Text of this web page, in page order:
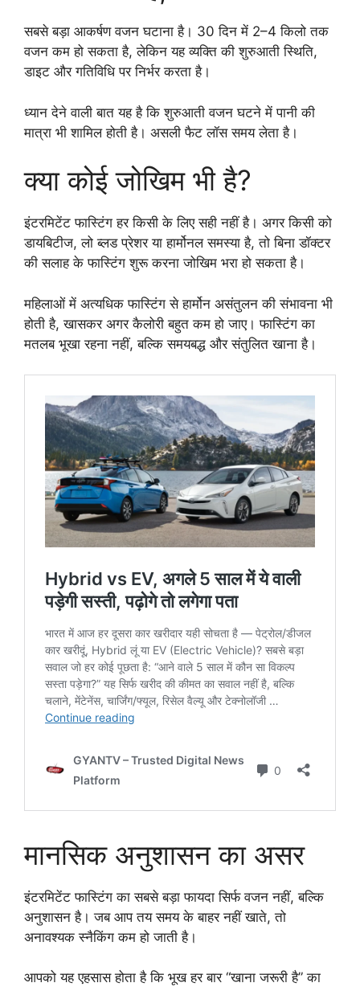
सबसे बड़ा आकर्षण वजन घटाना है। 30 दिन में 2–4 किलो तक
वजन कम हो सकता है, लेकिन यह व्यक्ति की शुरुआती स्थिति,
डाइट और गतिविधि पर निर्भर करता है।
ध्यान देने वाली बात यह है कि शुरुआती वजन घटने में पानी की
मात्रा भी शामिल होती है। असली फैट लॉस समय लेता है।
क्या कोई जोखिम भी है?
इंटरमिटेंट फास्टिंग हर किसी के लिए सही नहीं है। अगर किसी को
डायबिटीज, लो ब्लड प्रेशर या हार्मोनल समस्या है, तो बिना डॉक्टर
की सलाह के फास्टिंग शुरू करना जोखिम भरा हो सकता है।
महिलाओं में अत्यधिक फास्टिंग से हार्मोन असंतुलन की संभावना भी
होती है, खासकर अगर कैलोरी बहुत कम हो जाए। फास्टिंग का
मतलब भूखा रहना नहीं, बल्कि समयबद्ध और संतुलित खाना है।
मानसिक अनुशासन का असर
इंटरमिटेंट फास्टिंग का सबसे बड़ा फायदा सिर्फ वजन नहीं, बल्कि
अनुशासन है। जब आप तय समय के बाहर नहीं खाते, तो
अनावश्यक स्नैकिंग कम हो जाती है।
आपको यह एहसास होता है कि भूख हर बार “खाना जरूरी है” का